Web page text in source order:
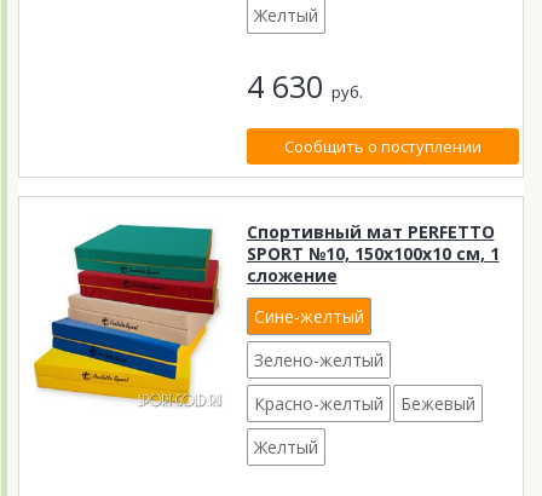
Желтый
4 630 руб.
Сообщить о поступлении
Спортивный мат PERFETTO
SPORT №10, 150х100х10 см, 1
сложение
Сине-желтый
Зелено-желтый
Красно-желтый
Бежевый
Желтый